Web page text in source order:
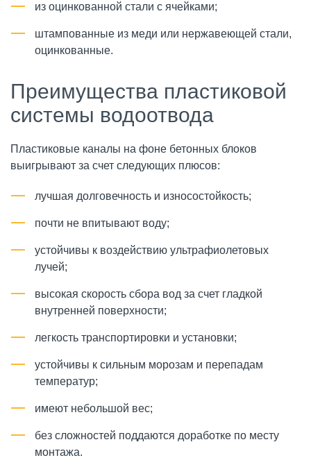
из оцинкованной стали с ячейками;
штампованные из меди или нержавеющей стали,
оцинкованные.
Преимущества пластиковой
системы водоотвода
Пластиковые каналы на фоне бетонных блоков
выигрывают за счет следующих плюсов:
лучшая долговечность и износостойкость;
почти не впитывают воду;
устойчивы к воздействию ультрафиолетовых
лучей;
высокая скорость сбора вод за счет гладкой
внутренней поверхности;
легкость транспортировки и установки;
устойчивы к сильным морозам и перепадам
температур;
имеют небольшой вес;
без сложностей поддаются доработке по месту
монтажа.